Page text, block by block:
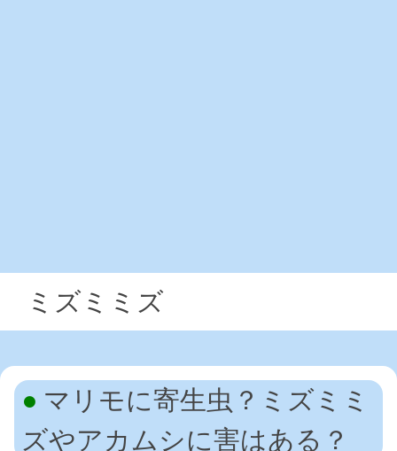
ミズミミズ
マリモに寄生虫？ミズミミ
ズやアカムシに害はある？